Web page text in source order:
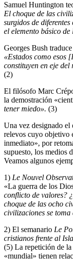
Samuel Huntington
El choque de las
surgidos de
el elemento básico
Georges Bush
«Estados como esos
constituyen en eje
(2)
El filósofo Marc
la demostración
tener miedo». (3)
Una vez designado el
relevos cuyo objetivo
inmediato», por
supuesto, los medios
Veamos algunos
1) Le Nouvel
«La guerra de los
conflicto de valores?
choque de las ocho
civilizaciones se toma
2) El semanario Le
cristianos frente al
(5) La repetición de
«mundial» tienen